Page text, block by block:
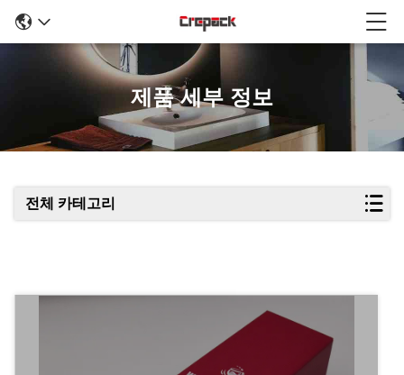
제품 세부 정보
전체 카테고리